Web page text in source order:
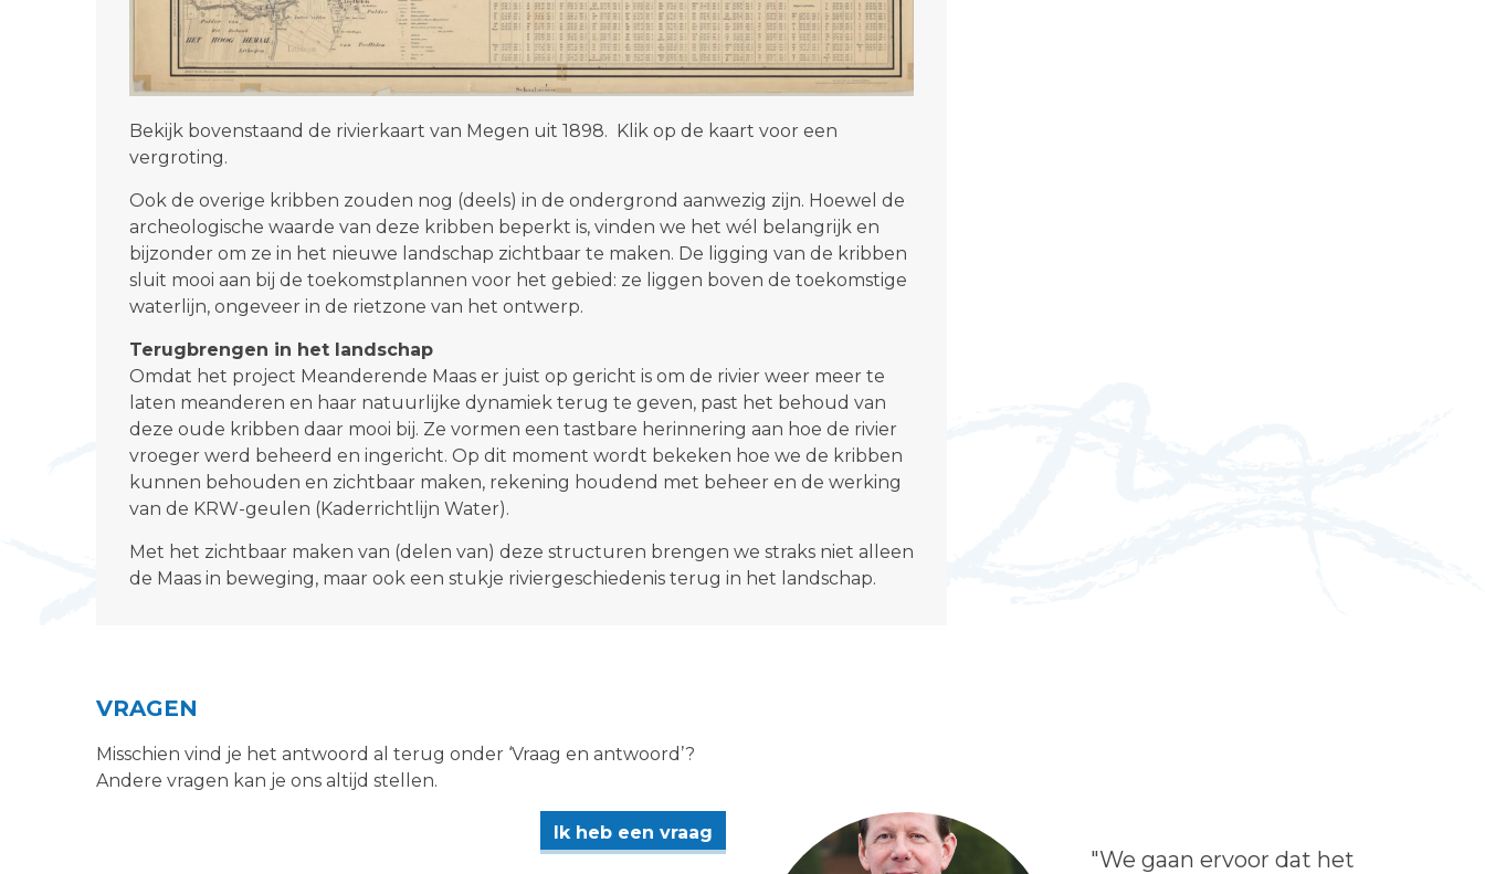
Bekijk bovenstaand de rivierkaart van Megen uit 1898. Klik op de kaart voor een
vergroting.
Ook de overige kribben zouden nog (deels) in de ondergrond aanwezig zijn. Hoewel de
archeologische waarde van deze kribben beperkt is, vinden we het wél belangrijk en
bijzonder om ze in het nieuwe landschap zichtbaar te maken. De ligging van de kribben
sluit mooi aan bij de toekomstplannen voor het gebied: ze liggen boven de toekomstige
waterlijn, ongeveer in de rietzone van het ontwerp.
Terugbrengen in het landschap
Omdat het project Meanderende Maas er juist op gericht is om de rivier weer meer te
laten meanderen en haar natuurlijke dynamiek terug te geven, past het behoud van
deze oude kribben daar mooi bij. Ze vormen een tastbare herinnering aan hoe de rivier
vroeger werd beheerd en ingericht. Op dit moment wordt bekeken hoe we de kribben
kunnen behouden en zichtbaar maken, rekening houdend met beheer en de werking
van de KRW-geulen (Kaderrichtlijn Water).
Met het zichtbaar maken van (delen van) deze structuren brengen we straks niet alleen
de Maas in beweging, maar ook een stukje riviergeschiedenis terug in het landschap.
VRAGEN
Misschien vind je het antwoord al terug onder ‘Vraag en antwoord’?
Andere vragen kan je ons altijd stellen.
Ik heb een vraag
Lees het bericht:
"We gaan ervoor dat het